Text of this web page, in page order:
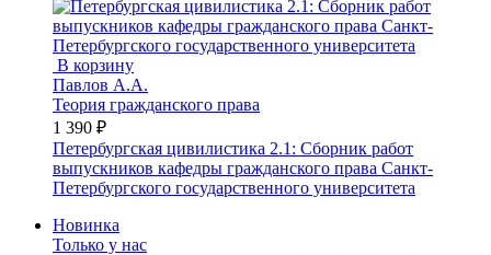
В корзину
Павлов А.А.
Теория гражданского права
1 390 ₽
Петербургская цивилистика 2.1: Сборник работ
выпускников кафедры гражданского права Санкт-
Петербургского государственного университета
Новинка
Только у нас